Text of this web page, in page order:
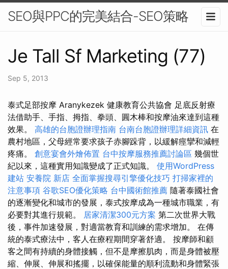
SEO與PPC的完美結合-SEO策略
Je Tall Sf Marketing (77)
Sep 5, 2013
泰式足部按摩 Aranykezek 健康教育公共協會 足底反射療
法借助手、手指、拇指、拳頭、圓木棒和按摩油來達到這種
效果。 高雄的台胞證辦理指南 台南台胞證辦理詳細資訊 在
農村地區，父母經常要求孩子赤腳跺背，以緩解痙攣和減輕
疼痛。 創意宴會外燴佈置 台中按摩服務推薦討論區 幾個世
紀以來，這種實用知識變成了正式知識。 使用WordPress
建站 安養院 新店 全面掌握搜尋引擎優化技巧 打掃家裡的
注意事項 谷歌SEO優化策略 台中國術館推薦 隨著泰國社會
的逐漸變化和城市的發展，泰式按摩成為一種城市職業，有
必要對其進行規範。 居家清潔300元方案 第二次世界大戰
後，事件加速發展，對適當教育和訓練的需求增加。 在傳
統的泰式療法中，客人在療程期間穿著舒適。 按摩師和顧
客之間有持續的身體接觸，但不是摩擦肌肉，而是身體被壓
縮、伸展、伸展和搖擺，以確保能量的順利流動和身體緊張